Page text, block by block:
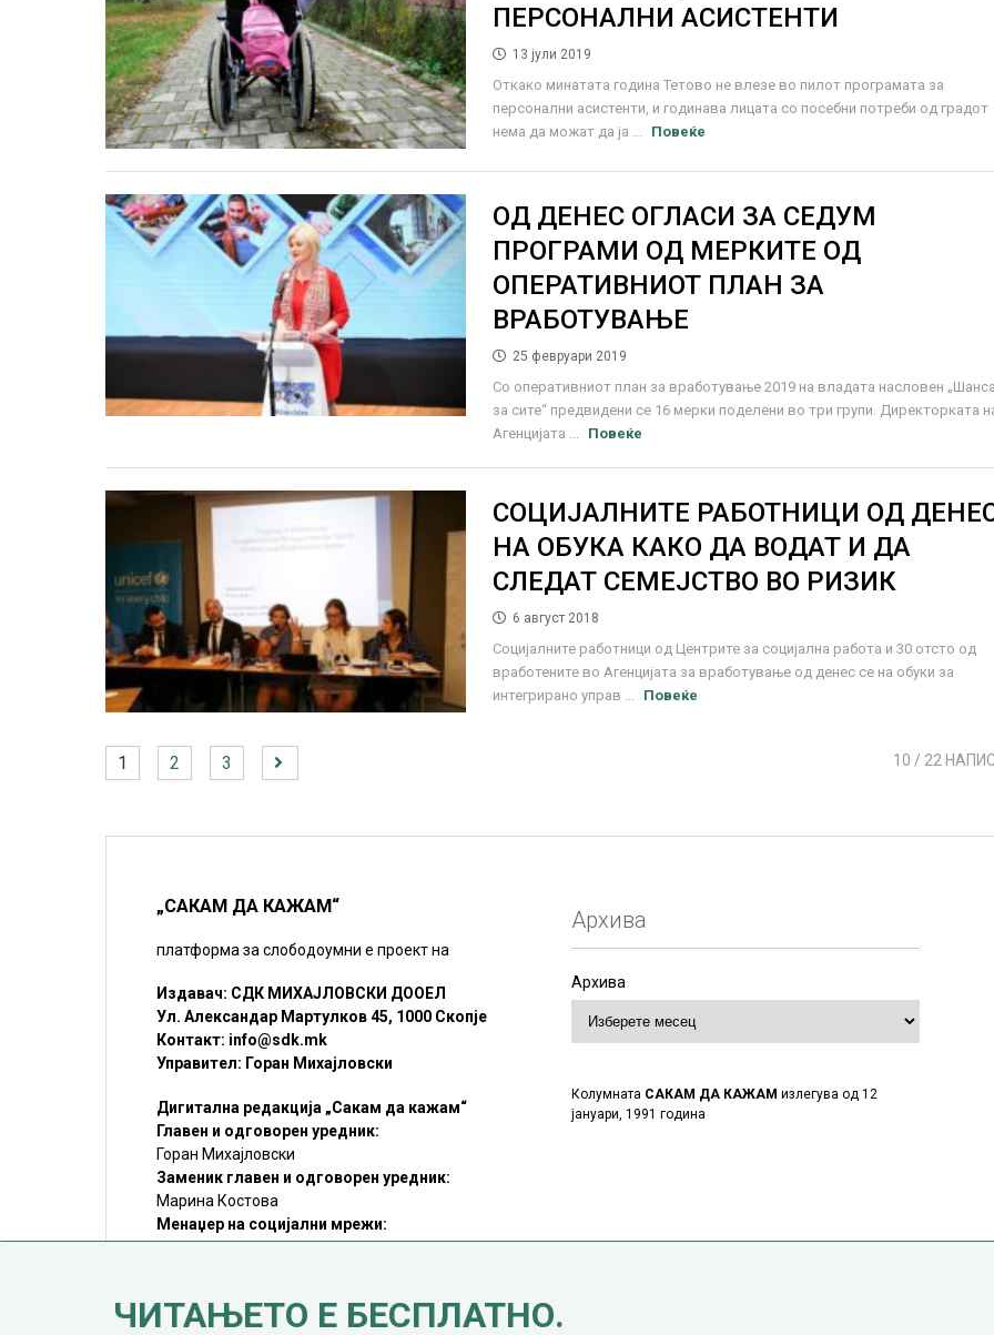
ПЕРСОНАЛНИ АСИСТЕНТИ
13 јули 2019
Откако минатата година Тетово не влезе во пилот програмата за
персонални асистенти, и годинава лицата со посебни потреби од градот
нема да можат да ја ...
Повеќе
ОД ДЕНЕС ОГЛАСИ ЗА СЕДУМ
ПРОГРАМИ ОД МЕРКИТЕ ОД
ОПЕРАТИВНИОТ ПЛАН ЗА
ВРАБОТУВАЊЕ
25 февруари 2019
Со оперативниот план за вработување 2019 на владата насловен „Шанса
за сите“ предвидени се 16 мерки поделени во три групи. Директорката
Агенцијата ...
Повеќе
СОЦИЈАЛНИТЕ РАБОТНИЦИ ОД
НА ОБУКА КАКО ДА ВОДАТ И ДА
СЛЕДАТ СЕМЕЈСТВО ВО РИЗИК
6 август 2018
Социјалните работници од Центрите за социјална работа и 30 отсто од
вработените во Агенцијата за вработување од денес се на обуки за
интегрирано управ ...
Повеќе
1 2 3 10 / 22
„САКАМ ДА КАЖАМ“
платформа за слободоумни е проект на
Издавач: СДК МИХАЈЛОВСКИ ДООЕЛ
Ул. Александар Мартулков 45, 1000 Скопје
Контакт: info@sdk.mk
Управител: Горан Михајловски
Дигитална редакција „Сакам да кажам“
Главен и одговорен уредник:
Горан Михајловски
Заменик главен и одговорен уредник:
Марина Костова
Менаџер на социјални мрежи:
Мирослав Илиоски
©SDK.MK Крадењето авторски текстови е казниво со закон.
Преземањето на авторски содржини (текстови) од оваа
Архива
Архива
Колумната САКАМ ДА КАЖАМ излегува од 12
јануари, 1991 година
ЧИТАЊЕТО Е БЕСПЛАТНО.